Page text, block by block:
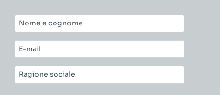
Nome
e
cognome*
E-
mail*
Ragione
sociale*